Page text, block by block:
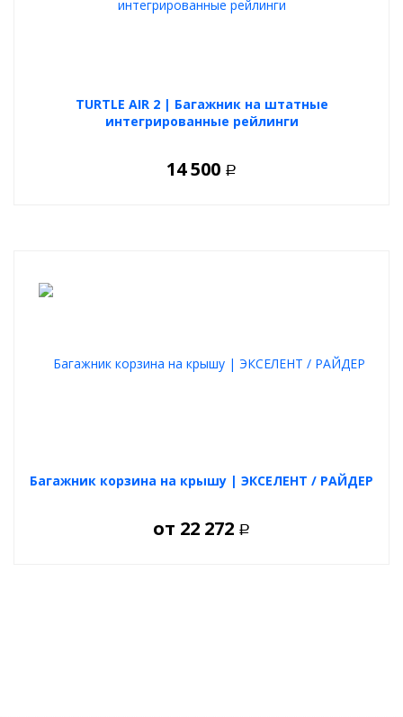
TURTLE AIR 2 | Багажник на штатные
интегрированные рейлинги
14 500 Р
Багажник корзина на крышу | ЭКСЕЛЕНТ / РАЙДЕР
от 22 272 Р